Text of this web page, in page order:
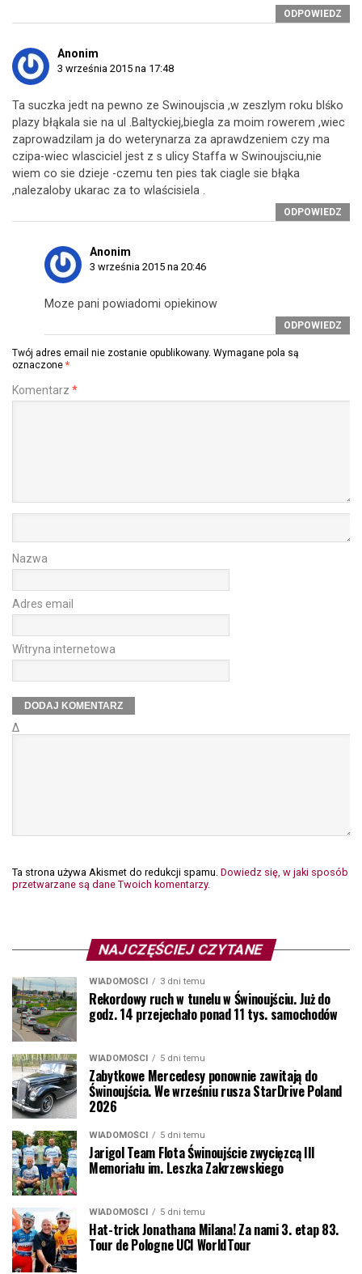
ODPOWIEDZ
Anonim
3 września 2015 na 17:48
Ta suczka jedt na pewno ze Swinoujscia ,w zeszlym roku blśko
plazy błąkala sie na ul .Baltyckiej,biegla za moim rowerem ,wiec
zaprowadzilam ja do weterynarza za aprawdzeniem czy ma
czipa-wiec wlasciciel jest z s ulicy Staffa w Swinoujsciu,nie
wiem co sie dzieje -czemu ten pies tak ciagle sie błąka
,nalezaloby ukarac za to wlaścisiela .
ODPOWIEDZ
Anonim
3 września 2015 na 20:46
Moze pani powiadomi opiekinow
ODPOWIEDZ
Twój adres email nie zostanie opublikowany. Wymagane pola są
oznaczone *
Komentarz *
Nazwa
Adres email
Witryna internetowa
Δ
Ta strona używa Akismet do redukcji spamu. Dowiedz się, w jaki sposób
przetwarzane są dane Twoich komentarzy.
NAJCZĘŚCIEJ CZYTANE
WIADOMOŚCI 3 dni temu
Rekordowy ruch w tunelu w Świnoujściu. Już do
godz. 14 przejechało ponad 11 tys. samochodów
WIADOMOŚCI 5 dni temu
Zabytkowe Mercedesy ponownie zawitają do
Świnoujścia. We wrześniu rusza StarDrive Poland
2026
WIADOMOŚCI 5 dni temu
Jarigol Team Flota Świnoujście zwycięzcą III
Memoriału im. Leszka Zakrzewskiego
WIADOMOŚCI 5 dni temu
Hat-trick Jonathana Milana! Za nami 3. etap 83.
Tour de Pologne UCI WorldTour